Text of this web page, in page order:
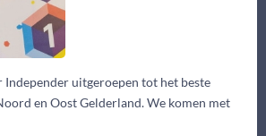
uitgeroepen tot het beste
en Oost Gelderland. We komen met